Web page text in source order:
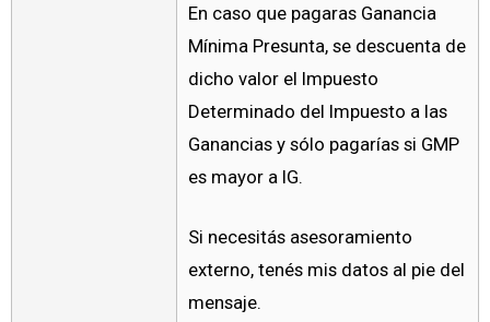
En caso que pagaras Ganancia
Mínima Presunta, se descuenta de
dicho valor el Impuesto
Determinado del Impuesto a las
Ganancias y sólo pagarías si GMP
es mayor a IG.
Si necesitás asesoramiento
externo, tenés mis datos al pie del
mensaje.